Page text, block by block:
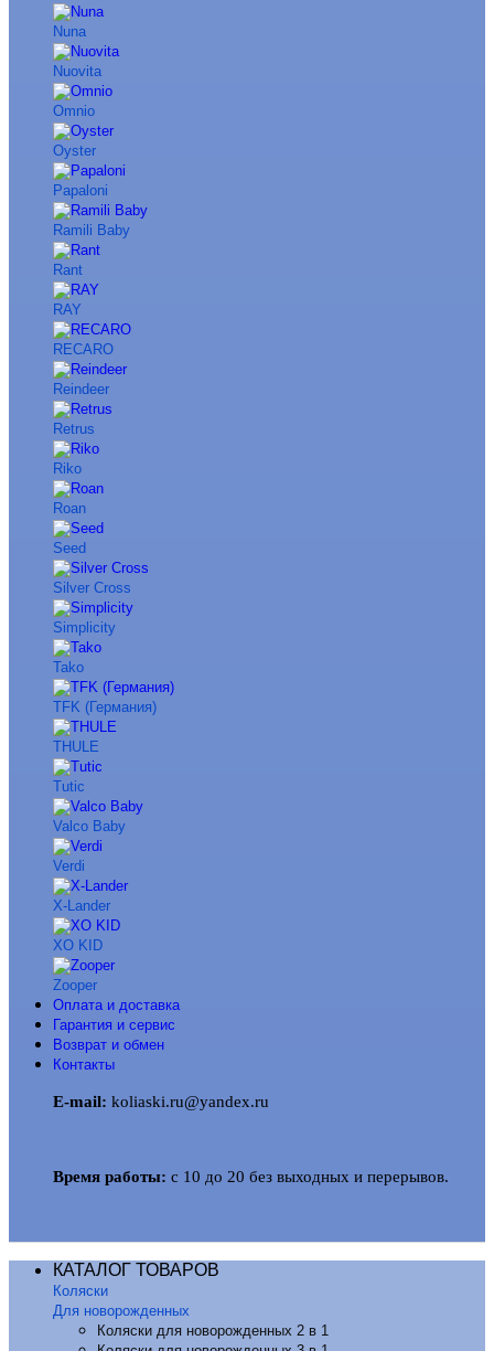
Nuna
Nuovita
Omnio
Oyster
Papaloni
Ramili Baby
Rant
RAY
RECARO
Reindeer
Retrus
Riko
Roan
Seed
Silver Cross
Simplicity
Tako
TFK (Германия)
THULE
Tutic
Valco Baby
Verdi
X-Lander
XO KID
Zooper
Оплата и доставка
Гарантия и сервис
Возврат и обмен
Контакты
E-mail: koliaski.ru@yandex.ru
Время работы: с 10 до 20 без выходных и перерывов.
КАТАЛОГ ТОВАРОВ
Коляски
Для новорожденных
Коляски для новорожденных 2 в 1